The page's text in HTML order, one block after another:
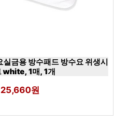
금용 방수패드 방수요 위생시
white, 1매, 1개
25,660원